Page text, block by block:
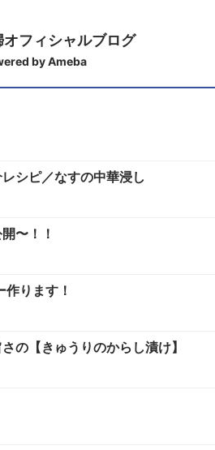
オフィシャルブログ
by Ameba
シピ／なすの中華浸し
〜！！
ります！
の【きゅうりのからし漬け】